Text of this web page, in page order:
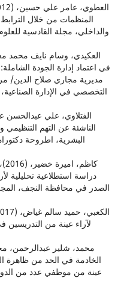
المنظمات من خلال الترابط
في اعتماد إدارة الجودة
مديرية مجاري صلاح الدين/
التخصصي في الإدارة
الناشئة عن التهم
البشرية، اطروحة
دراسة استطلاعية تحليلية
لآراء عينة من التدريسين
الخادمة في الحد من ظاهرة
عينة من موظفي عدد من